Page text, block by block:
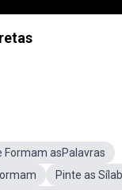
Formam asPalavras
Pinte as